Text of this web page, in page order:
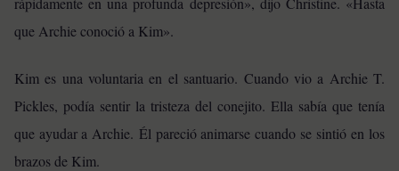
que Archie conoció a Kim».
Kim es una voluntaria en el santuario. Cuando vio a Archie T.
Pickles, podía sentir la tristeza del conejito. Ella sabía que tenía
que ayudar a Archie. Él pareció animarse cuando se sintió en los
brazos de Kim.